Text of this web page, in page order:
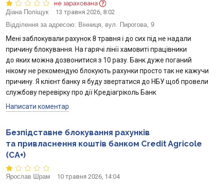
не зарахована
Діана Поліщук
13 травня 2026, 8:02
Відділення за адресою: Вінниця, вул. Пирогова, 9
Мені заблокували рахунок 8 травня і до сих під не надали
причину блокування. На гарячі лінії хамовиті працівники
до яких можна дозвонитися з 10 разу. Банк дуже поганий
нікому не рекомендую блокують рахунки просто так не кажучи
причину. Я клієнт банку я буду звертатися до НБУ щоб провели
службову перевірку про дії Кредіагріколь Банк
Написати коментар
Безпідставне блокування рахунків
та привласнення коштів банком Credit Agricole
(CA+)
Ярослав Шрам 10 травня 2026, 14:04